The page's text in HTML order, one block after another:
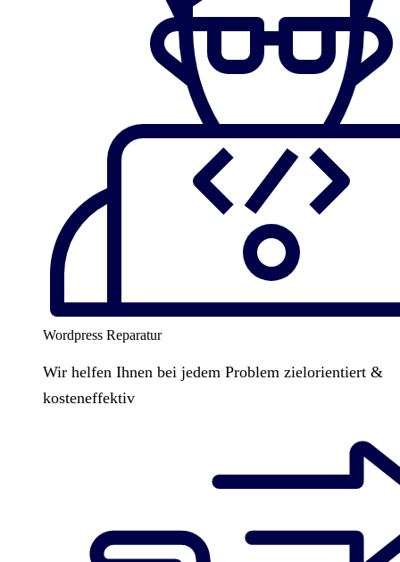
Wordpress Reparatur
Wir helfen Ihnen bei jedem Problem zielorientiert &
kosteneffektiv